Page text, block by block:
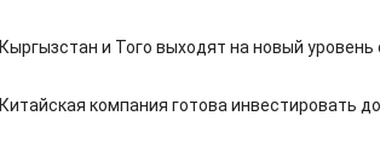
Кыргызстан и Того выходят на новый уровень
Китайская компания готова инвестировать